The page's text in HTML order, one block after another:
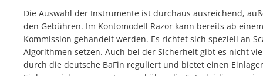
Die Auswahl der Instrumente ist durchaus ausreichend,
den Gebühren. Im Kontomodell Razor kann bereits ab
Kommission gehandelt werden. Es richtet sich speziell an
Algorithmen setzen. Auch bei der Sicherheit gibt es nicht
durch die deutsche BaFin reguliert und bietet einen